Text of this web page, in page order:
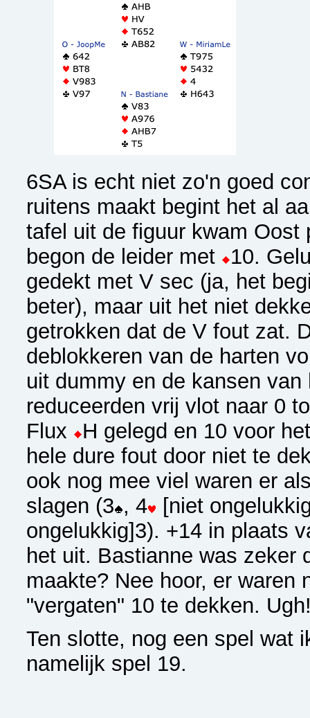
6SA is echt niet zo'n goed
ruitens maakt begint het al
tafel uit de figuur kwam
begon de leider met
10.
gedekt met V sec (ja, het
beter), maar uit het niet
getrokken dat de V fout zat.
deblokkeren van de harten
uit dummy en de kansen van
reduceerden vrij vlot naar 0
Flux
H gelegd en 10 voor
hele dure fout door niet te
ook nog mee viel waren er
slagen (3 , 4
[niet
ongelukkig]3). +14 in plaats
het uit. Bastianne was zeker
maakte? Nee hoor, er waren
"vergaten" 10 te dekken.
Ten slotte, nog een spel wat
namelijk spel 19.